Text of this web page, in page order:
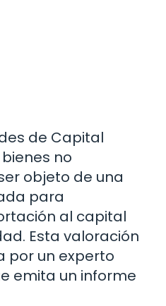
de Capital
no
objeto de una
para
al capital
Esta valoración
por un experto
emita un informe